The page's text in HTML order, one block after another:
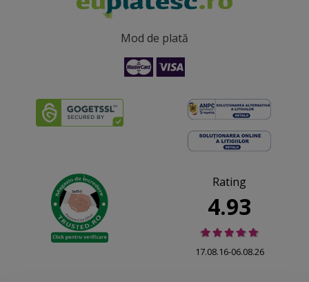
Mod de plată
Rating
4.93
17.08.16-06.08.26